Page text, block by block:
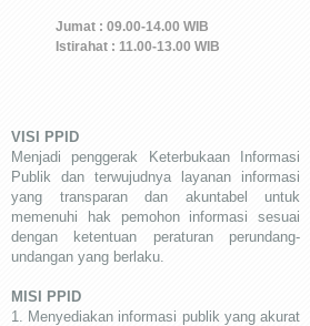
Jumat : 09.00-14.00 WIB
Istirahat : 11.00-13.00 WIB
VISI PPID
Menjadi penggerak Keterbukaan Informasi
Publik dan terwujudnya layanan informasi
yang transparan dan akuntabel untuk
memenuhi hak pemohon informasi sesuai
dengan ketentuan peraturan perundang-
undangan yang berlaku.
MISI PPID
1. Menyediakan informasi publik yang akurat